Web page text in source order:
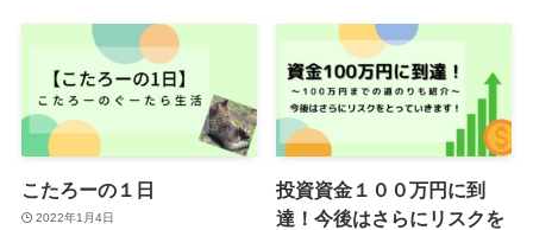
こたろーの１日
2022年1月4日
投資資金１００万円に到
達！今後はさらにリスクを